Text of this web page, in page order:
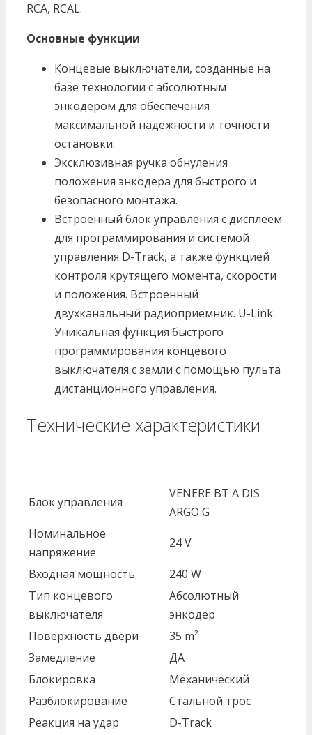
RCA, RCAL.
Основные функции
Концевые выключатели, созданные на
базе технологии с абсолютным
энкодером для обеспечения
максимальной надежности и точности
остановки.
Эксклюзивная ручка обнуления
положения энкодера для быстрого и
безопасного монтажа.
Встроенный блок управления с дисплеем
для программирования и системой
управления D-Track, а также функцией
контроля крутящего момента, скорости
и положения. Встроенный
двухканальный радиоприемник. U-Link.
Уникальная функция быстрого
программирования концевого
выключателя с земли с помощью пульта
дистанционного управления.
Технические характеристики
Блок управления
VENERE BT A DIS
ARGO G
Номинальное
напряжение
24 V
Входная мощность
240 W
Тип концевого
выключателя
Абсолютный
энкодер
Поверхность двери
35 m²
Замедление
ДА
Блокировка
Механический
Разблокирование
Стальной трос
Реакция на удар
D-Track